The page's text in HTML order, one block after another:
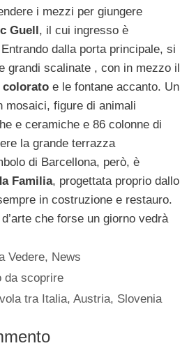
i mezzi per giungere
Guell, il cui ingresso è
dalla porta principale, si
grandi scalinate , con in mezzo il
colorato e le fontane accanto. Un
mosaici, figure di animali
e ceramiche e 86 colonne di
la grande terrazza
di Barcellona, però, è
Familia, progettata proprio dallo
in costruzione e restauro.
che forse un giorno vedrà
Vedere, News
da scoprire
tra Italia, Austria, Slovenia